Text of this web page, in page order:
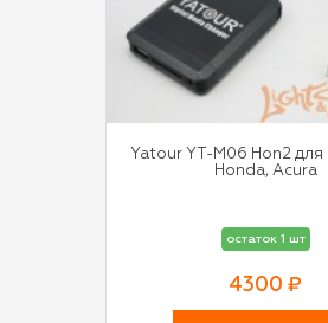
Yatour YT-M06 Hon2 для
Honda, Acura
остаток 1 шт
4300 ₽